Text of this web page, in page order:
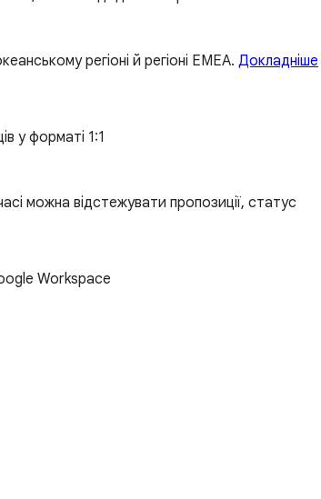
регіоні й регіоні EMEA. Докладніше
у форматі 1:1
можна відстежувати пропозиції, статус
Workspace